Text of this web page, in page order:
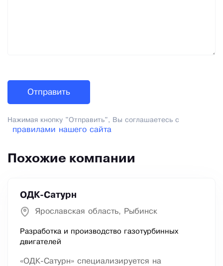
Нажимая кнопку "Отправить", Вы соглашаетесь с
правилами нашего сайта
Похожие компании
ОДК-Сатурн
Ярославская область, Рыбинск
Разработка и производство газотурбинных
двигателей
«ОДК-Сатурн» специализируется на